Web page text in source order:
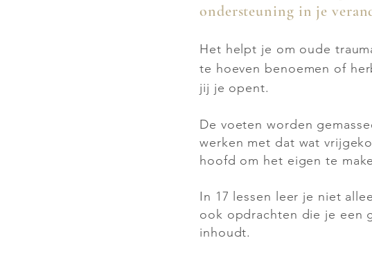
ondersteuning in je
Het helpt je om oude
te hoeven benoemen of
jij je opent.
De voeten worden
werken met dat wat
hoofd om het eigen te
In 17 lessen leer je niet
ook opdrachten die je een
inhoudt.